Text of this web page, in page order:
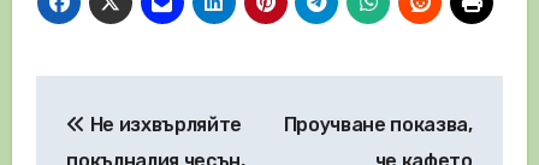
Не изхвърляйте
Проучване показва,